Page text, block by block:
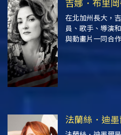
在北加州長大，
員、歌手、導演
與動畫片一同合作
法蘭絲．迪